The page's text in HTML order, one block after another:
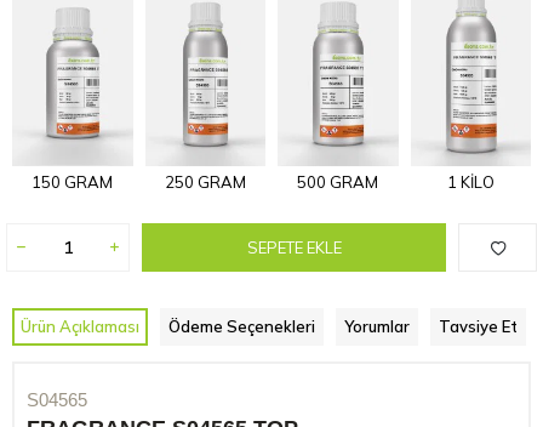
150 GRAM 250 GRAM 500 GRAM 1 KİLO
SEPETE EKLE
Ürün Açıklaması Ödeme Seçenekleri Yorumlar Tavsiye Et
S04565